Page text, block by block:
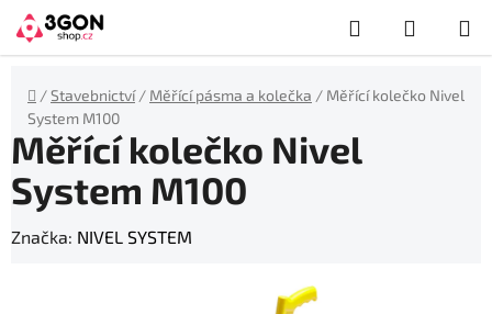
Přejít
na
obsah
Hledat
KOŠÍK
Domů
/Stavebnictví / Měřící pásma a kolečka / Měřící kolečko Nivel
System M100
Měřící kolečko Nivel
System M100
Značka: NIVEL SYSTEM